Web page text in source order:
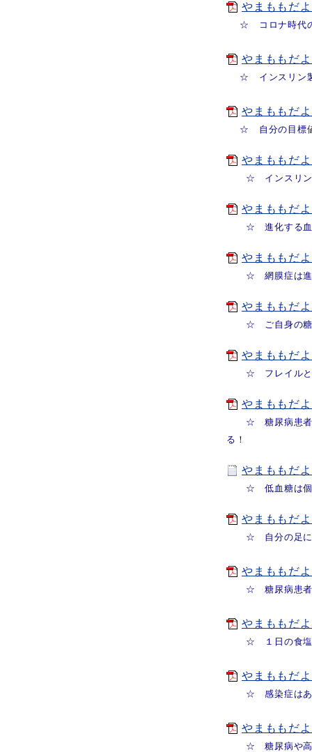
やまももだ
☆ コロナ時代の
やまももだ
☆ インスリン製
やまももだ
☆ 自分の目標
やまももだ
☆ インスリン注
やまももだ
☆ 進化する血糖
やまももだ
☆ 網膜症は進行
やまももだ
☆ ご自身の糖尿
やまももだ
☆ フレイルとは
やまももだ
☆ 糖尿病患者は
る！
やまももだ
☆ 低血糖は個人
やまももだ
☆ 自分の足に関
やまももだ
☆ 糖尿病患者さ
やまももだ
☆ １日の食塩摂
やまももだ
☆ 感染症はあな
やまももだ
☆ 糖尿病や高齢